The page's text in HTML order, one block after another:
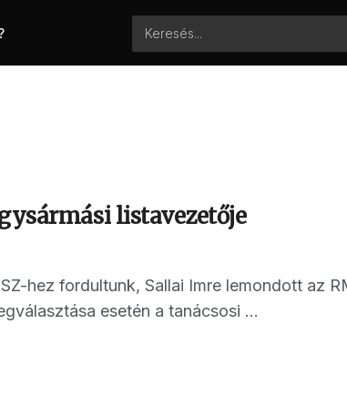
listavezetője
hez fordultunk, Sallai Imre lemondott az
esetén a tanácsosi ...